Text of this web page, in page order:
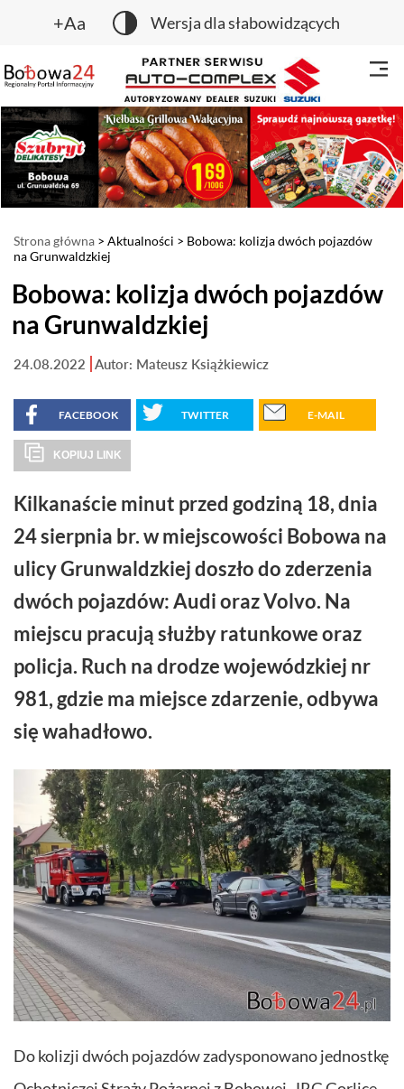
+Aa Wersja dla słabowidzących
Strona główna > Aktualności > Bobowa: kolizja dwóch pojazdów
na Grunwaldzkiej
Bobowa: kolizja dwóch pojazdów
na Grunwaldzkiej
24.08.2022 Autor: Mateusz Książkiewicz
FACEBOOK TWITTER E-MAIL
KOPIUJ LINK
Kilkanaście minut przed godziną 18, dnia
24 sierpnia br. w miejscowości Bobowa na
ulicy Grunwaldzkiej doszło do zderzenia
dwóch pojazdów: Audi oraz Volvo. Na
miejscu pracują służby ratunkowe oraz
policja. Ruch na drodze wojewódzkiej nr
981, gdzie ma miejsce zdarzenie, odbywa
się wahadłowo.
Do kolizji dwóch pojazdów zadysponowano jednostkę